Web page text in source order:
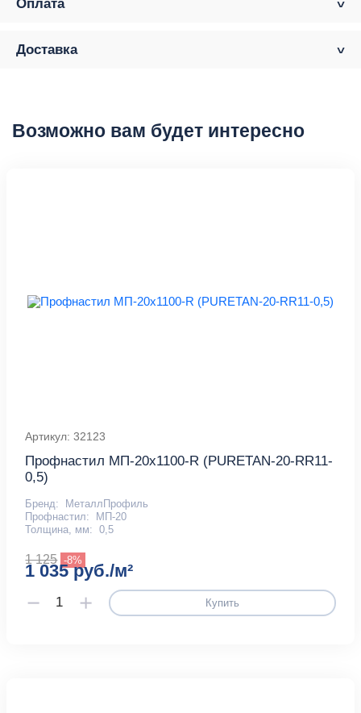
Оплата
Доставка
Возможно вам будет интересно
Артикул: 32123
Профнастил МП-20x1100-R (PURETAN-20-RR11-
0,5)
Бренд:
МеталлПрофиль
Профнастил:
МП-20
Толщина, мм: 0,5
1 125 -8%
1 035 руб./м²
Купить